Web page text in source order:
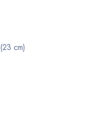
(23 cm)